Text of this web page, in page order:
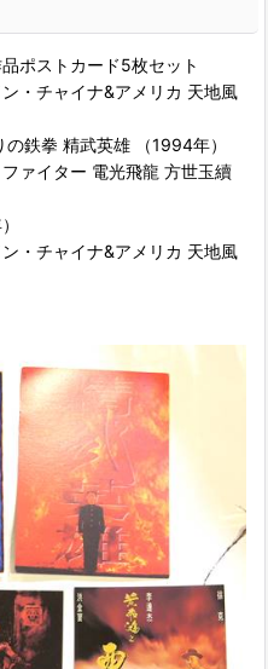
ポストカード5枚セット
・チャイナ&アメリカ 天地風
鉄拳 精武英雄 （1994年）
ァイター 電光飛龍 方世玉續
・チャイナ&アメリカ 天地風